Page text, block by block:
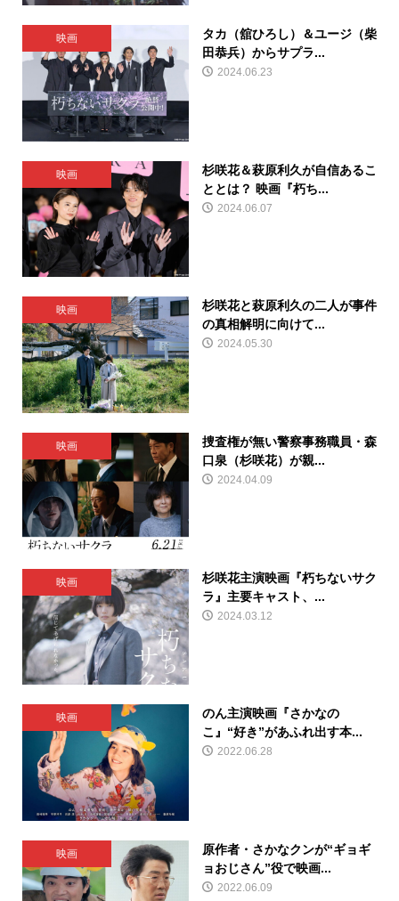
映画
タカ（舘ひろし）＆ユージ（柴
田恭兵）からサプラ...
2024.06.23
映画
杉咲花＆萩原利久が自信あるこ
ととは？ 映画『朽ち...
2024.06.07
映画
杉咲花と萩原利久の二人が事件
の真相解明に向けて...
2024.05.30
映画
捜査権が無い警察事務職員・森
口泉（杉咲花）が親...
2024.04.09
映画
杉咲花主演映画『朽ちないサク
ラ』主要キャスト、...
2024.03.12
映画
のん主演映画『さかなの
こ』“好き”があふれ出す本...
2022.06.28
映画
原作者・さかなクンが“ギョギ
ョおじさん”役で映画...
2022.06.09